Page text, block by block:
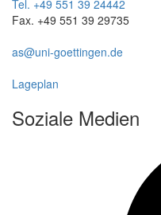
Tel. +49 551 39 24442
Fax. +49 551 39 29735
as@uni-goettingen.de
Lageplan
Soziale Medien